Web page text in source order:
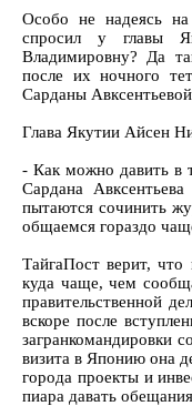
Особо не надеясь на
спросил у главы
Владимировну? Да
после их ночного
Сарданы
Глава Якутии Айсен
- Как можно давить в
Сардана
пытаются сочинить
общаемся гораздо
ТайгаПост верит,
куда чаще, чем
правительственной
вскоре после
загранкомандировки
визита в Японию она
города проекты и
пиара давать